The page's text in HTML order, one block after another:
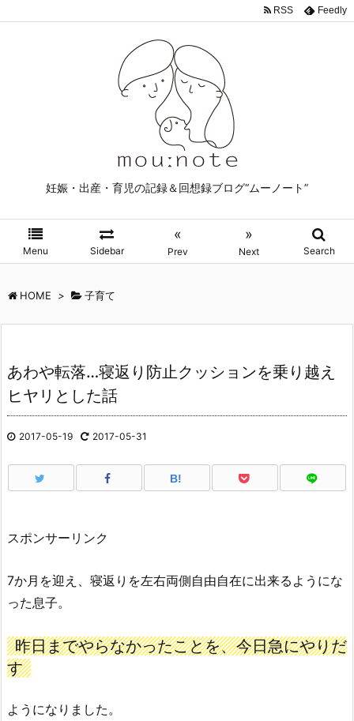
妊娠・出産・育児の記録＆回想録ブログ“ムーノート”
Menu Sidebar
«
Prev
»
Next Search
RSS Feedly
HOME > 子育て
あわや転落…寝返り防止クッションを乗り越え
ヒヤリとした話
2017-05-19 2017-05-31
B!
スポンサーリンク
7か月を迎え、寝返りを左右両側自由自在に出来るようにな
った息子。
昨日までやらなかったことを、今日急にやりだ
す
ようになりました。